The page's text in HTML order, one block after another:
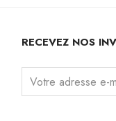
RECEVEZ NOS